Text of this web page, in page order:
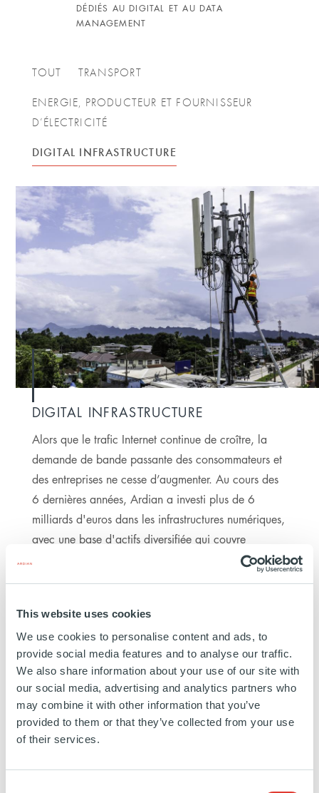
This website uses cookies
We use cookies to personalise content and ads, to
provide social media features and to analyse our traffic.
We also share information about your use of our site with
our social media, advertising and analytics partners who
may combine it with other information that you’ve
provided to them or that they’ve collected from your use
of their services.
DÉDIÉS AU DIGITAL ET AU DATA
MANAGEMENT
TOUT TRANSPORT
ENERGIE, PRODUCTEUR ET FOURNISSEUR
D’ÉLECTRICITÉ
DIGITAL INFRASTRUCTURE
DIGITAL INFRASTRUCTURE
Alors que le trafic Internet continue de croître, la
demande de bande passante des consommateurs et
des entreprises ne cesse d’augmenter. Au cours des
6 dernières années, Ardian a investi plus de 6
milliards d'euros dans les infrastructures numériques,
avec une base d'actifs diversifiée qui couvre
l'ensemble du spectre numérique, avec des
4M
DE FOYERS COUVERTS
PAR DES RÉSEAUX DE
FIBRE OPTIQUE EN 2024